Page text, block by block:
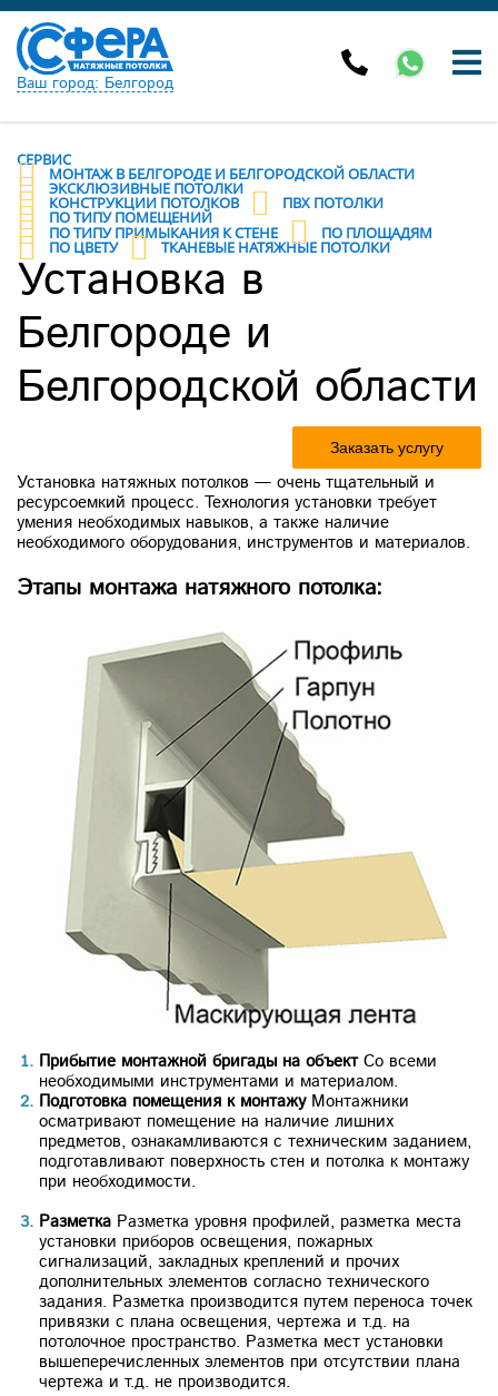
Ваш город: Белгород
СЕРВИС
МОНТАЖ В БЕЛГОРОДЕ И БЕЛГОРОДCКОЙ ОБЛАСТИ
ЭКСКЛЮЗИВНЫЕ ПОТОЛКИ
КОНСТРУКЦИИ ПОТОЛКОВ ПВХ ПОТОЛКИ
ПО ТИПУ ПОМЕЩЕНИЙ
ПО ТИПУ ПРИМЫКАНИЯ К СТЕНЕ ПО ПЛОЩАДЯМ
ПО ЦВЕТУ ТКАНЕВЫЕ НАТЯЖНЫЕ ПОТОЛКИ
Установка в
Белгороде и
Белгородcкой области
Заказать услугу
Установка натяжных потолков — очень тщательный и
ресурсоемкий процесс. Технология установки требует
умения необходимых навыков, а также наличие
необходимого оборудования, инструментов и материалов.
Этапы монтажа натяжного потолка:
Прибытие монтажной бригады на объектCо всеми
необходимыми инструментами и материалом.
Подготовка помещения к монтажуМонтажники
осматривают помещение на наличие лишних
предметов, ознакамливаются с техническим заданием,
подготавливают поверхность стен и потолка к монтажу
при необходимости.
Разметка Разметка уровня профилей, разметка места
установки приборов освещения, пожарных
сигнализаций, закладных креплений и прочих
дополнительных элементов согласно технического
задания. Разметка производится путем переноса точек
привязки с плана освещения, чертежа и т.д. на
потолочное пространство. Разметка мест установки
вышеперечисленных элементов при отсутствии плана
чертежа и т.д. не производится.